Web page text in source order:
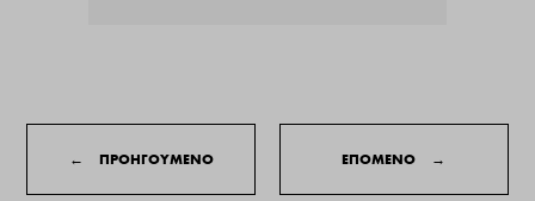
← ΠΡΟΗΓΟΥΜΕΝΟ ΕΠΟΜΕΝΟ →